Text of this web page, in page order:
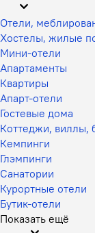
Отели,
Хостелы, жилые
Мини-отели
Апартаменты
Квартиры
Апарт-отели
Гостевые дома
Коттеджи, виллы,
Кемпинги
Глэмпинги
Санатории
Курортные отели
Бутик-отели
Показать ещё